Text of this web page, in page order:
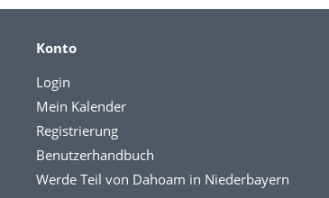
Konto
Login
Mein Kalender
Registrierung
Benutzerhandbuch
Werde Teil von Dahoam in Niederbayern